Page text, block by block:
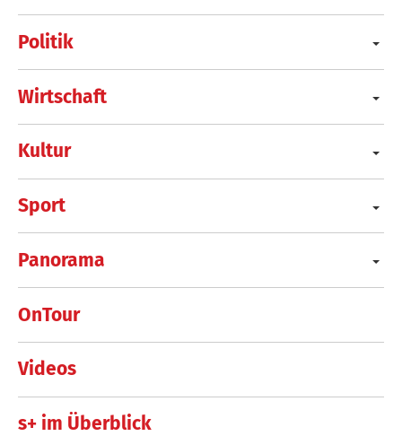
Politik
Wirtschaft
Kultur
Sport
Panorama
OnTour
Videos
s+ im Überblick